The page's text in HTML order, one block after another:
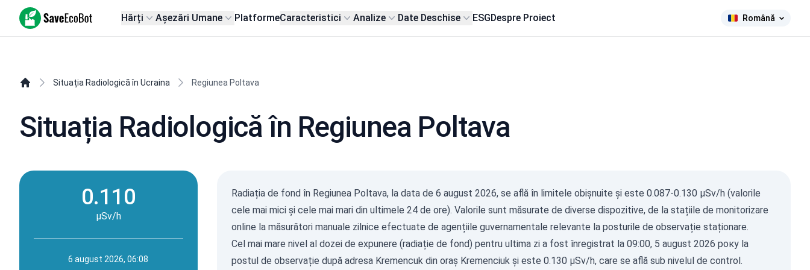
SaveEcoBot Hărți Așezări Umane PlatformeCaracteristici Analize Date Deschise ESGDespre Proiect Română
Situația Radiologică în Ucraina Regiunea Poltava
Situația Radiologică în Regiunea Poltava
0.110
µSv/h
6 august 2026, 06:08
Radiația de fond în Regiunea Poltava, la data de 6 august 2026, se află în limitele obișnuite și este 0.087-0.130 µSv/h (valorile
cele mai mici și cele mai mari din ultimele 24 de ore). Valorile sunt măsurate de diverse dispozitive, de la stațiile de monitorizare
online la măsurători manuale zilnice efectuate de agențiile guvernamentale relevante la posturile de observație staționare.
Cel mai mare nivel al dozei de expunere (radiație de fond) pentru ultima zi a fost înregistrat la 09:00, 5 august 2026 року la
postul de observație după adresa Kremencuk din oraș Kremenciuk și este 0.130 µSv/h, care se află sub nivelul de control.
(µSv/h)
с/д 361
0-0.1 129
485
0.201-0.3 12
0.501-2 15